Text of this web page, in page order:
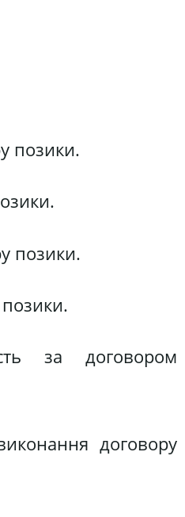
позики.
позики.
за договором
договору